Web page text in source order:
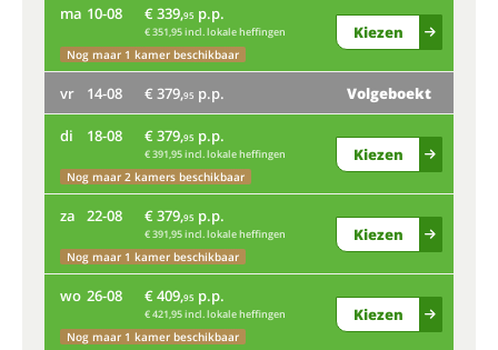
ma 10-08 € 339,95 p.p.
€ 351,95 incl. lokale heffingen
Nog maar 1 kamer beschikbaar
Kiezen
vr 14-08 € 379,95 p.p. Volgeboekt
di 18-08 € 379,95 p.p.
€ 391,95 incl. lokale heffingen
Nog maar 2 kamers beschikbaar
Kiezen
za 22-08 € 379,95 p.p.
€ 391,95 incl. lokale heffingen
Nog maar 1 kamer beschikbaar
Kiezen
wo 26-08 € 409,95 p.p.
€ 421,95 incl. lokale heffingen
Nog maar 1 kamer beschikbaar
Kiezen